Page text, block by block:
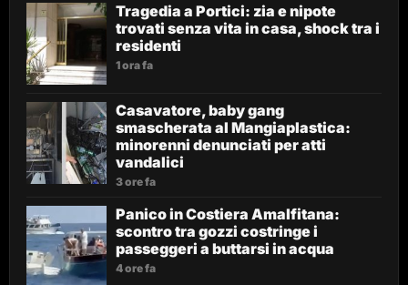
Tragedia a Portici: zia e nipote
trovati senza vita in casa, shock tra i
residenti
1 ora fa
Casavatore, baby gang
smascherata al Mangiaplastica:
minorenni denunciati per atti
vandalici
3 ore fa
Panico in Costiera Amalfitana:
scontro tra gozzi costringe i
passeggeri a buttarsi in acqua
4 ore fa